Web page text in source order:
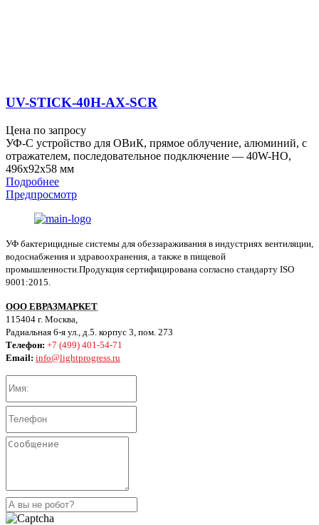
UV-STICK-40H-AX-SCR
Цена по запросу
УФ-С устройство для ОВиК, прямое облучение, алюминий, с
отражателем, последовательное подключение — 40W-HO,
496x92x58 мм
Подробнее
Предпросмотр
УФ бактерицидные системы для обеззараживания в индустриях вентиляции,
водоснабжения и здравоохранения, а также в пищевой
промышленности.Продукция сертифицирована согласно стандарту ISO
9001:2015.
ООО ЕВРАЗМАРКЕТ
115404 г. Москва,
Радиальная 6-я ул., д.5. корпус 3, пом. 273
Телефон: +7 (499) 401-54-71
Email: info@lightprogress.ru